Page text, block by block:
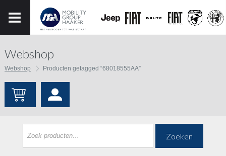
Webshop
Webshop Producten getagged “68018555AA”
Zoeken